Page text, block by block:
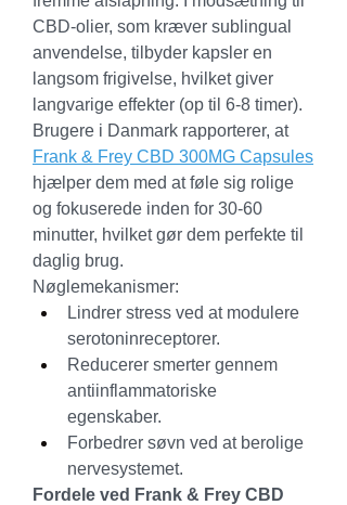
CBD-olier, som kræver sublingual
anvendelse, tilbyder kapsler en
langsom frigivelse, hvilket giver
langvarige effekter (op til 6-8 timer).
Brugere i Danmark rapporterer, at
Frank & Frey CBD 300MG Capsules
hjælper dem med at føle sig rolige
og fokuserede inden for 30-60
minutter, hvilket gør dem perfekte til
daglig brug.
Nøglemekanismer:
Lindrer stress ved at modulere
serotoninreceptorer.
Reducerer smerter gennem
antiinflammatoriske
egenskaber.
Forbedrer søvn ved at berolige
nervesystemet.
Fordele ved Frank & Frey CBD